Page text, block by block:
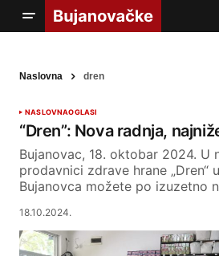
Naslovna dren
NASLOVNAOGLASI
“Dren”: Nova radnja,
Bujanovac, 18. oktobar 2024. U
prodavnici zdrave hrane „Dren“
Bujanovca možete po izuzetno
18.10.2024.